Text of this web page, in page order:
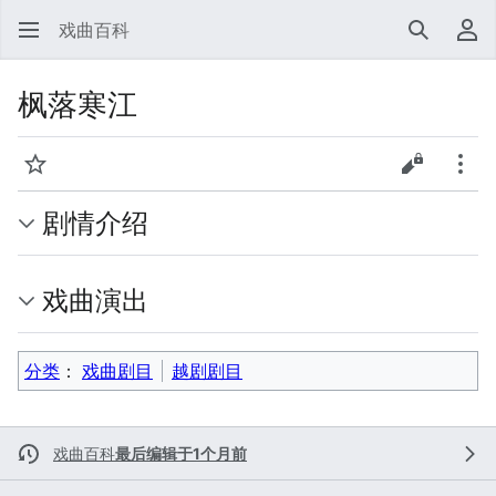
戏曲百科 搜索 用
枫落寒江
监视 查看源代
更多
剧情介绍
戏曲演出
分类 ：​ 戏曲剧目 越剧剧目
戏曲百科最后编辑于1个月前